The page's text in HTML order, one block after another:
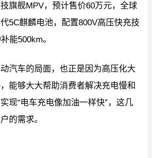
旗舰MPV，预计售价60万元，全球
5C麒麟电池，配置800V高压快充技
能500km。
汽车的局面，也正是因为高压化大
能够大大帮助消费者解决充电慢和
现“电车充电像加油一样快”，这几
的需求。